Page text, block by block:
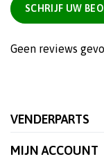
SCHRIJF UW
Geen reviews
VENDERPARTS
MIJN ACCOUNT